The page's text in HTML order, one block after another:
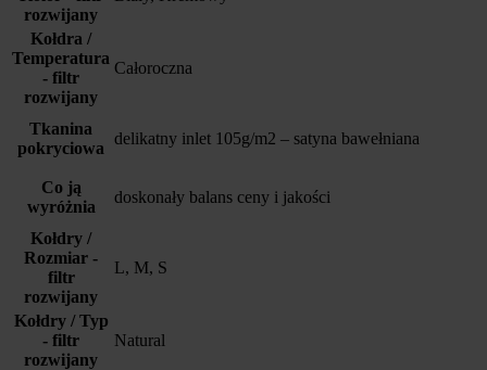
rozwijany
Kołdra /
Temperatura
- filtr
rozwijany
Całoroczna
Tkanina
pokryciowa
delikatny inlet 105g/m2 – satyna bawełniana
Co ją
wyróżnia
doskonały balans ceny i jakości
Kołdry /
Rozmiar -
filtr
rozwijany
L, M, S
Kołdry / Typ
- filtr
rozwijany
Natural